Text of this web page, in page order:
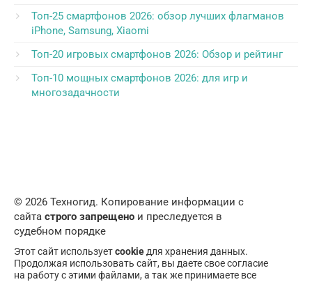
Топ-25 смартфонов 2026: обзор лучших флагманов
iPhone, Samsung, Xiaomi
Топ-20 игровых смартфонов 2026: Обзор и рейтинг
Топ-10 мощных смартфонов 2026: для игр и
многозадачности
© 2026 Техногид. Копирование информации с
сайта строго запрещено и преследуется в
судебном порядке
Этот сайт используетcookieдля хранения данных.
Продолжая использовать сайт, вы даете свое согласие
на работу с этими файлами, а так же принимаете все